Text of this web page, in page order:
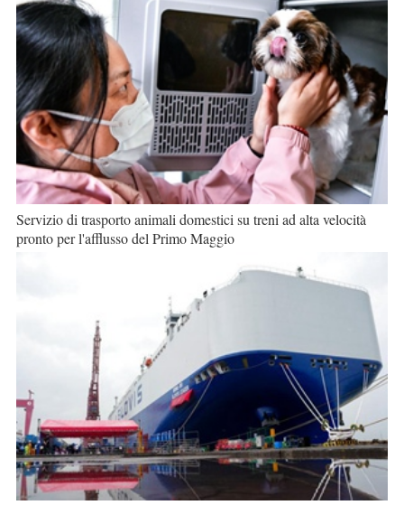
Servizio di trasporto animali domestici su treni ad alta velocità
pronto per l'afflusso del Primo Maggio